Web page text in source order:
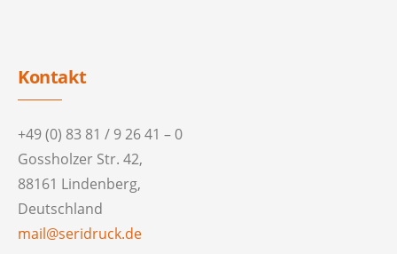
Kontakt
+49 (0) 83 81 / 9 26 41 – 0
Gossholzer Str. 42,
88161 Lindenberg,
Deutschland
mail@seridruck.de